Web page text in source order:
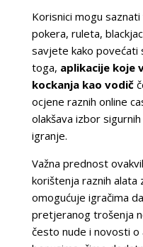
Korisnici mogu
pokera, ruleta,
savjete kako povećati
toga, aplikacije koje
kockanja kao vodič
ocjene raznih online
olakšava izbor
igranje.
Važna prednost
korištenja raznih alata
omogućuje igračima
pretjeranog trošenja
često nude i novosti o